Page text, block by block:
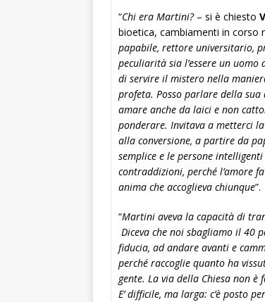
“Chi era Martini?– si è chiesto
bioetica, cambiamenti in corso
papabile, rettore universitario,
peculiarità sia l’essere un
di servire il mistero nella
profeta. Posso parlare della sua
amare anche da laici e non
ponderare. Invitava a metterci
alla conversione, a partire da
semplice e le persone
contraddizioni, perché l’amore
anima che accoglieva chiunque”.
“Martini aveva la capacità di
Diceva che noi sbagliamo il 40
fiducia, ad andare avanti e
perché raccoglie quanto ha
gente. La via della Chiesa non
E’ difficile, ma larga: c’è posto